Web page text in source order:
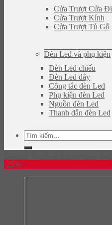
Cửa Trượt Cửa Đi
Cửa Trượt Kính
Cửa Trượt Tủ Gỗ
Đèn Led và phụ kiện
Đèn Led chiếu
Đèn Led dây
Công tắc đèn Led
Phụ kiện đèn Led
Nguồn đèn Led
Thanh dẫn đèn Led
Tìm
kiếm:
-25%